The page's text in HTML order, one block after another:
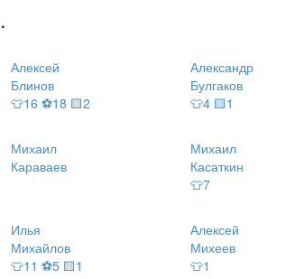
.
Алексей
Блинов
👕16 ⚽18 🟨2
Александр
Булгаков
👕4 🟨1
Михаил
Караваев
Михаил
Касаткин
👕7
Илья
Михайлов
👕11 ⚽5 🟨1
Алексей
Михеев
👕1